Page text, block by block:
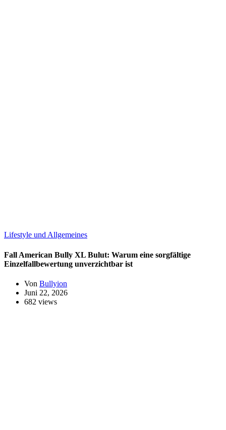
Lifestyle und Allgemeines
Fall American Bully XL Bulut: Warum eine sorgfältige
Einzelfallbewertung unverzichtbar ist
Von Bullyion
Juni 22, 2026
682 views